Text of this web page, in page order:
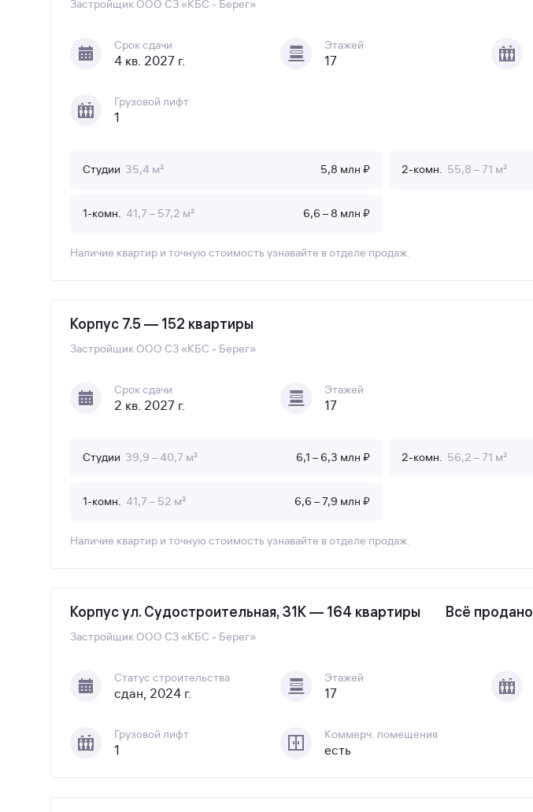
Застройщик ООО СЗ «КБС - Берег»
Срок сдачи
4 кв. 2027 г.
Этажей
17
Грузовой лифт
1
Студии 35,4 м² 5,8 млн ₽ 2-комн. 55,8 – 71 м²
1-комн. 41,7 – 57,2 м² 6,6 – 8 млн ₽
Наличие квартир и точную стоимость узнавайте в отделе продаж.
Корпус 7.5 — 152 квартиры
Застройщик ООО СЗ «КБС - Берег»
Срок сдачи
2 кв. 2027 г.
Этажей
17
Студии 39,9 – 40,7 м² 6,1 – 6,3 млн ₽ 2-комн. 56,2 – 71 м²
1-комн. 41,7 – 52 м² 6,6 – 7,9 млн ₽
Наличие квартир и точную стоимость узнавайте в отделе продаж.
Корпус ул. Судостроительная, 31К — 164 квартиры Всё продано
Застройщик ООО СЗ «КБС - Берег»
Статус строительства
сдан, 2024 г.
Этажей
17
Грузовой лифт
1
Коммерч. помещения
есть